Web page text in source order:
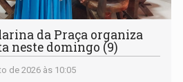
da Praça organiza
neste domingo (9)
de 2026 às 10:05